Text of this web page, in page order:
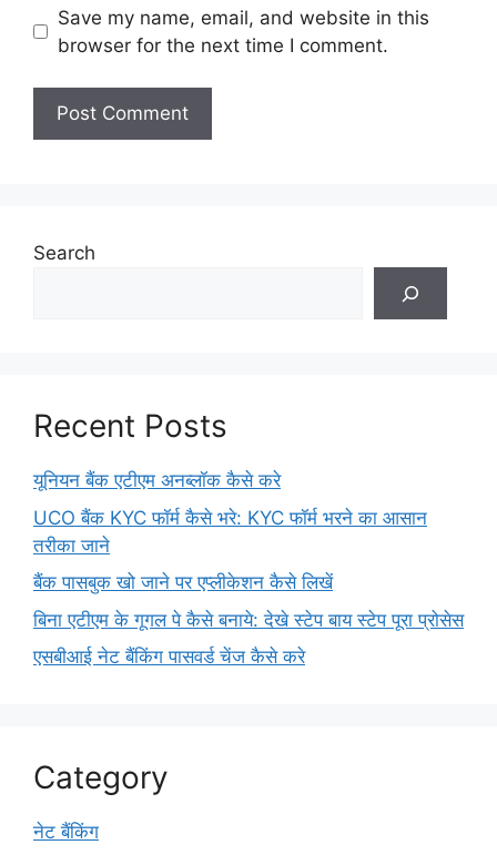
Save my name, email, and website in this
browser for the next time I comment.
Search
Recent Posts
यूनियन बैंक एटीएम अनब्लॉक कैसे करे
UCO बैंक KYC फॉर्म कैसे भरे: KYC फॉर्म भरने का आसान
तरीका जाने
बैंक पासबुक खो जाने पर एप्लीकेशन कैसे लिखें
बिना एटीएम के गूगल पे कैसे बनाये: देखे स्टेप बाय स्टेप पूरा प्रोसेस
एसबीआई नेट बैंकिंग पासवर्ड चेंज कैसे करे
Category
नेट बैंकिंग